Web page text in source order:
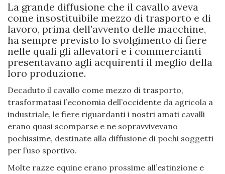
La grande diffusione che il cavallo aveva
come insostituibile mezzo di trasporto e di
lavoro, prima dell’avvento delle macchine,
ha sempre previsto lo svolgimento di fiere
nelle quali gli allevatori e i commercianti
presentavano agli acquirenti il meglio della
loro produzione.
Decaduto il cavallo come mezzo di trasporto,
trasformatasi l’economia dell’occidente da agricola a
industriale, le fiere riguardanti i nostri amati cavalli
erano quasi scomparse e ne sopravvivevano
pochissime, destinate alla diffusione di pochi soggetti
per l’uso sportivo.
Molte razze equine erano prossime all’estinzione e